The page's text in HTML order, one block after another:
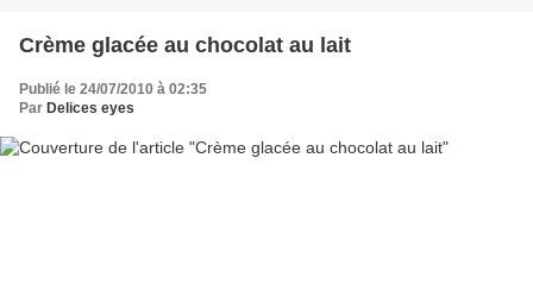
Crème glacée au chocolat au lait
Publié le 24/07/2010 à 02:35
Par Delices eyes